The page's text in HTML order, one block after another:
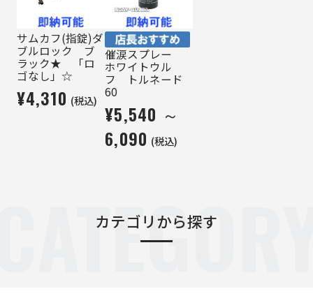
サムカフ(指錠)ダ
ブルロック ブ
ラック★ 「ロ
ゴなし」☆
¥4,310 (税込)
催涙スプレー
ホワイトウル
フ トルネード
60
¥5,540 ～
6,090 (税込)
カテゴリから探す